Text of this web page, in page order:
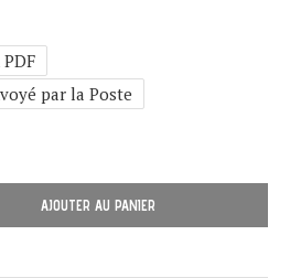
par la Poste
AJOUTER AU PANIER